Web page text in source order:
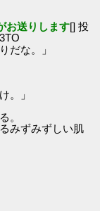
お送りします[] 投
だな。」
。」
。
みずみずしい肌